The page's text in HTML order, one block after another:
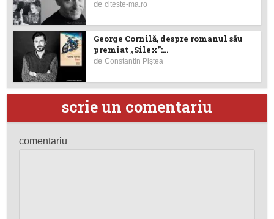
deciteste-ma.ro
George Cornilă, despre romanul său
premiat „Silex”:...
deConstantin Piştea
scrie un comentariu
comentariu